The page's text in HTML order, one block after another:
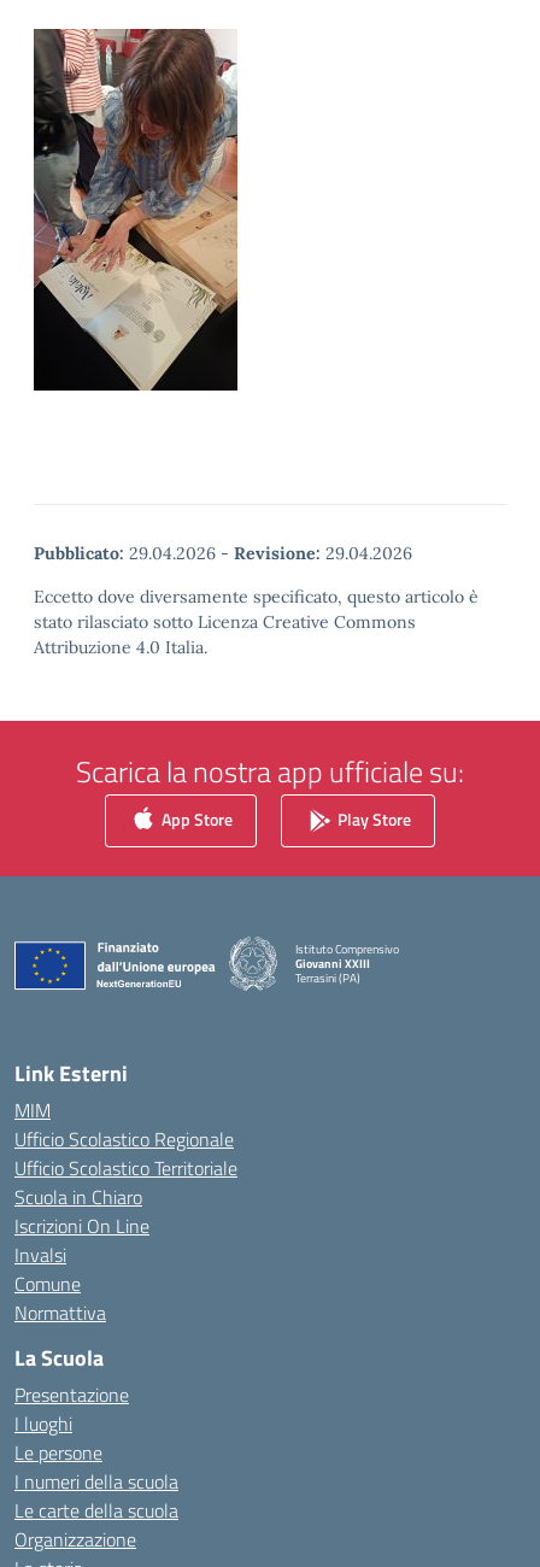
Pubblicato: 29.04.2026 - Revisione: 29.04.2026
Eccetto dove diversamente specificato, questo articolo è
stato rilasciato sotto Licenza Creative Commons
Attribuzione 4.0 Italia.
Scarica la nostra app ufficiale su:
App Store Play Store
Istituto Comprensivo
Giovanni XXIII
Terrasini (PA)
Link Esterni
MIM
Ufficio Scolastico Regionale
Ufficio Scolastico Territoriale
Scuola in Chiaro
Iscrizioni On Line
Invalsi
Comune
Normattiva
La Scuola
Presentazione
I luoghi
Le persone
I numeri della scuola
Le carte della scuola
Organizzazione